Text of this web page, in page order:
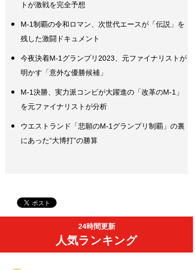
トが激戦を完全予想
M-1制覇の令和ロマン、次世代エースが「伝説」を
残した激闘ドキュメント
今夜決着M-1グランプリ2023、元ファイナリストが
明かす「意外な優勝候補」
M-1決勝、実力派コンビが大躍進の「改革のM-1」
を元ファイナリストが分析
ウエストランド「悲願のM-1グランプリ制覇」の裏
にあった“大博打”の勝算
24時間更新
人気ランキング